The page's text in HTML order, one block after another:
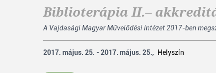
Biblioterápia II.–
A Vajdasági Magyar Művelődési Intézet 2017-ben
2017. május. 25. - 2017. május. 25., Helyszín